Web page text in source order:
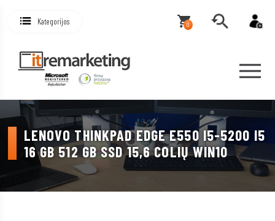
Kategorijos 0
LENOVO THINKPAD EDGE E550 I5-5200 I5
16 GB 512 GB SSD 15,6 COLIŲ WIN10